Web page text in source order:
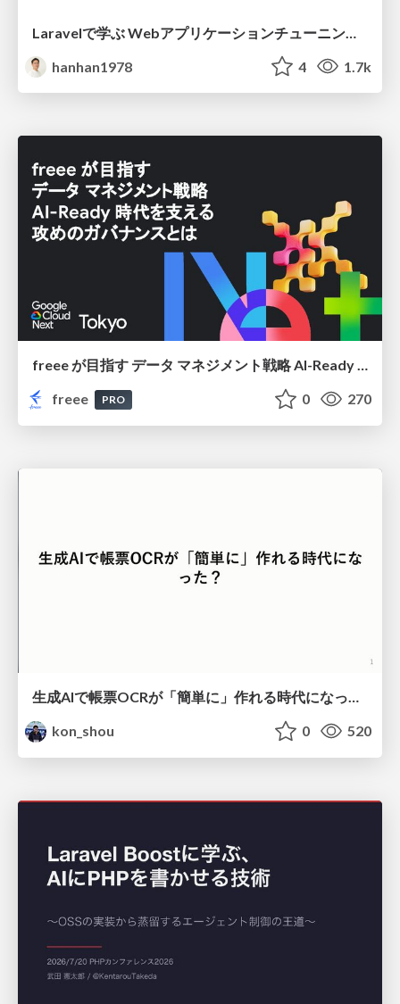
hanhan1978
4 1.7k
freee が目指す データ マネジメント戦略 AI-Ready 時代を支える 攻めのガバナンスとは
freee
PRO 0 270
生成AIで帳票OCRが「簡単に」作れる時代になった？
kon_shou
0 520